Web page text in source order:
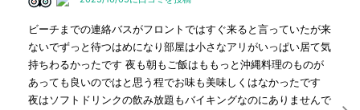
ビーチまでの連絡バスがフロントではすぐ来ると言っていたが来
ないでずっと待つはめになり部屋は小さなアリがいっぱい居て気
持ちわるかったです 夜も朝もご飯はももっと沖縄料理のものが
あっても良いのではと思う程でお味も美味しくはなかったです
夜はソフトドリンクの飲み放題もバイキングなのにありませんで